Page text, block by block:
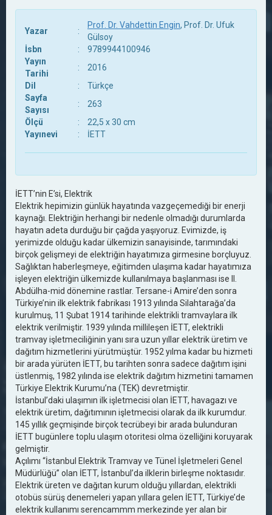
Yazar :
Prof. Dr. Vahdettin Engin, Prof. Dr. Ufuk
Gülsoy
İsbn
:
9789944100946
Yayın
Tarihi
:
2016
Dil
:
Türkçe
Sayfa
Sayısı
:
263
Ölçü
:
22,5 x 30 cm
Yayınevi
: İETT
İETT’nin E’si, Elektrik
Elektrik hepimizin günlük hayatında vazgeçemediği bir enerji
kaynağı. Elektriğin herhangi bir nedenle olmadığı durumlarda
hayatın adeta durduğu bir çağda yaşıyoruz. Evimizde, iş
yerimizde olduğu kadar ülkemizin sanayisinde, tarımındaki
birçok gelişmeyi de elektriğin hayatımıza girmesine borçluyuz.
Sağlıktan haberleşmeye, eğitimden ulaşıma kadar hayatımıza
işleyen elektriğin ülkemizde kullanılmaya başlanması ise II.
Abdülha-mid dönemine rastlar. Tersane-i Amire’den sonra
Türkiye’nin ilk elektrik fabrikası 1913 yılında Silahtarağa’da
kurulmuş, 11 Şubat 1914 tarihinde elektrikli tramvaylara ilk
elektrik verilmiştir. 1939 yılında millileşen İETT, elektrikli
tramvay işletmeciliğinin yanı sıra uzun yıllar elektrik üretim ve
dağıtım hizmetlerini yürütmüştür. 1952 yılma kadar bu hizmeti
bir arada yürüten İETT, bu tarihten sonra sadece dağıtım işini
üstlenmiş, 1982 yılında ise elektrik dağıtım hizmetini tamamen
Türkiye Elektrik Kurumu’na (TEK) devretmiştir.
İstanbul’daki ulaşımın ilk işletmecisi olan İETT, havagazı ve
elektrik üretim, dağıtımının işletmecisi olarak da ilk kurumdur.
145 yıllık geçmişinde birçok tecrübeyi bir arada bulunduran
İETT bugünlere toplu ulaşım otoritesi olma özelliğini koruyarak
gelmiştir.
Açılımı “İstanbul Elektrik Tramvay ve Tünel İşletmeleri Genel
Müdürlüğü” olan İETT, İstanbul’da ilklerin birleşme noktasıdır.
Elektrik üreten ve dağıtan kurum olduğu yıllardan, elektrikli
otobüs sürüş denemeleri yapan yıllara gelen İETT, Türkiye’de
elektrik kullanımı serencammm merkezinde yer alan bir